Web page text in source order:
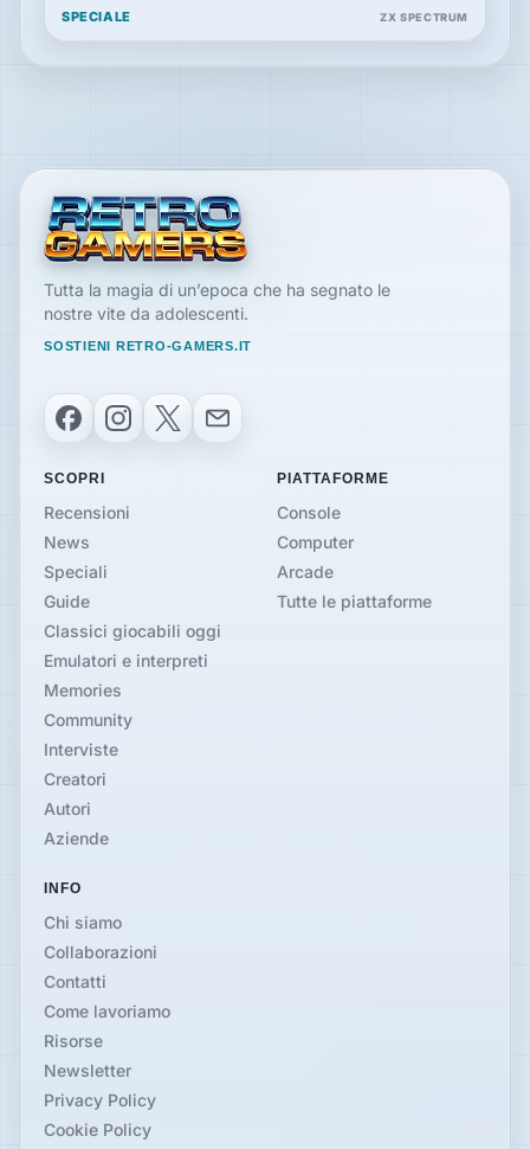
Witcher, la letteratura incontra il videogioco e cambia
SPECIALE ZX SPECTRUM
Tutta la magia di un’epoca che ha segnato le
nostre vite da adolescenti.
SOSTIENI RETRO-GAMERS.IT
FacebookInstagram
X Email
SCOPRI
Recensioni
News
Speciali
Guide
Classici giocabili oggi
Emulatori e interpreti
Memories
Community
Interviste
Creatori
Autori
Aziende
PIATTAFORME
Console
Computer
Arcade
Tutte le piattaforme
INFO
Chi siamo
Collaborazioni
Contatti
Come lavoriamo
Risorse
Newsletter
Privacy Policy
Cookie Policy